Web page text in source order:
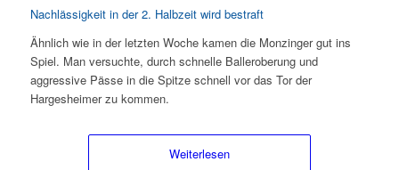
Nachlässigkeit in der 2. Halbzeit wird bestraft
Ähnlich wie in der letzten Woche kamen die Monzinger gut ins
Spiel. Man versuchte, durch schnelle Balleroberung und
aggressive Pässe in die Spitze schnell vor das Tor der
Hargesheimer zu kommen.
Weiterlesen